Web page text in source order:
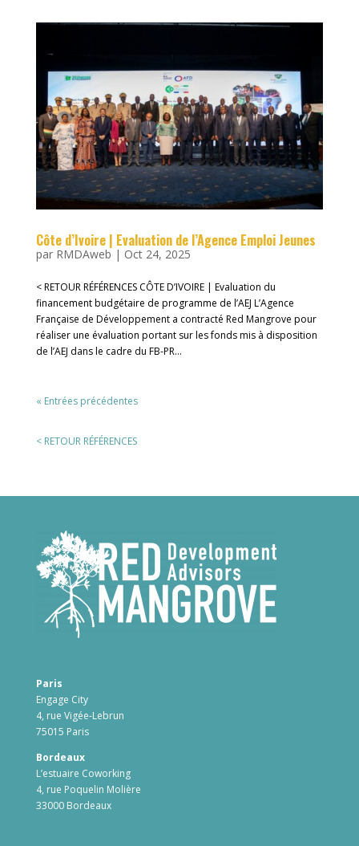
Côte d’Ivoire | Evaluation de l’Agence Emploi Jeunes
par RMDAweb | Oct 24, 2025
< RETOUR RÉFÉRENCES CÔTE D’IVOIRE | Evaluation du
financement budgétaire de programme de l’AEJ L’Agence
Française de Développement a contracté Red Mangrove pour
réaliser une évaluation portant sur les fonds mis à disposition
de l’AEJ dans le cadre du FB-PR...
« Entrées précédentes
< RETOUR RÉFÉRENCES
Paris
Engage City
4, rue Vigée-Lebrun
75015 Paris
Bordeaux
L’estuaire Coworking
4, rue Poquelin Molière
33000 Bordeaux